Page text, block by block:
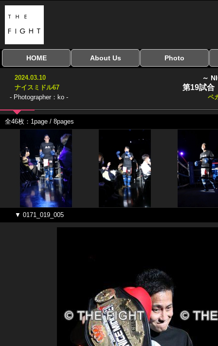
HOME
全興行を表示
ナイスミドル
アマチュアキック
協議会
全日本学生キック
建武館キッズ大会
Bigbang
おやじファイト
About Us Photo
2024.03.10
ナイスミドル67
- Photographer：ko -
～
第19試合
ペ
全46枚：1page / 8pages
▼ 0171_019_005